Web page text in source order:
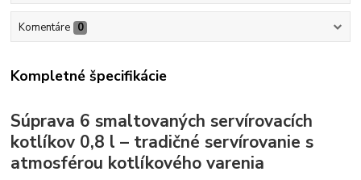
Komentáre 0
Kompletné špecifikácie
Súprava 6 smaltovaných servírovacích
kotlíkov 0,8 l – tradičné servírovanie s
atmosférou kotlíkového varenia